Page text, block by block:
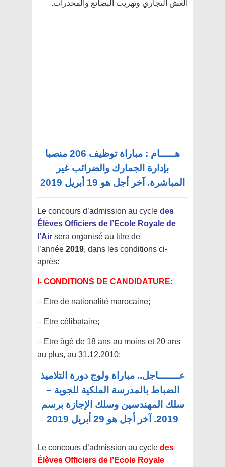
الغش التجاري وتهريب البضائع والمخدرات.
هـــــام : مباراة توظيف 206 منصبا
بإدارة الجمارك والضرائب غير
المباشرة. آخر أجل هو 19 أبريل 2019
Le concours d’admission au cycle des
Élèves Officiers de l’Ecole Royale de
l’Air sera organisé au titre de
l’année 2019, dans les conditions ci-
après:
I- CONDITIONS DE CANDIDATURE:
– Etre de nationalité marocaine;
– Etre célibataire;
– Etre âgé de 18 ans au moins et 20 ans
au plus, au 31.12.2010;
عـــــــاجل.. مباراة ولوج دورة التلاميذ
الضباط بالمدرسة الملكية للجوية –
سلك المهندسين وسلك الإجازة برسم
2019. آخر أجل هو 29 أبريل 2019
Le concours d’admission au cycle des
Élèves Officiers de l’Ecole Royale